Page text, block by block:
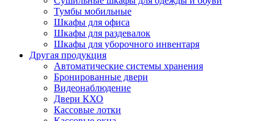
Тумбы мобильные
Шкафы для офиса
Шкафы для раздевалок
Шкафы для уборочного инвентаря
Другая продукция
Автоматические системы хранения
Бронированные двери
Видеонаблюдение
Двери КХО
Кассовые лотки